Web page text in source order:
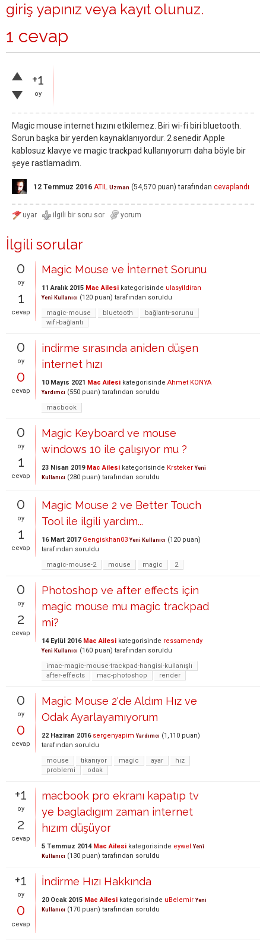
giriş yapınız veya kayıt olunuz.
1 cevap
+1
oy
Magic mouse internet hızını etkilemez. Biri wi-fi biri bluetooth.
Sorun başka bir yerden kaynaklanıyordur. 2 senedir Apple
kablosuz klavye ve magic trackpad kullanıyorum daha böyle bir
şeye rastlamadım.
12 Temmuz 2016 ATIL Uzman (54,570 puan) tarafından cevaplandı
İlgili sorular
0
oy
1
cevap
Magic Mouse ve İnternet Sorunu
11 Aralık 2015 Mac Ailesi kategorisinde ulasyildiran
Yeni Kullanıcı (120 puan) tarafından soruldu
magic-mouse
bluetooth
bağlantı-sorunu
wifi-bağlantı
0
oy
0
cevap
indirme sırasında aniden düşen
internet hızı
10 Mayıs 2021 Mac Ailesi kategorisinde Ahmet KONYA
Yardımcı (550 puan) tarafından soruldu
macbook
0
oy
1
cevap
Magic Keyboard ve mouse
windows 10 ile çalışıyor mu ?
23 Nisan 2019 Mac Ailesi kategorisinde Krsteker Yeni
Kullanıcı (280 puan) tarafından soruldu
0
oy
1
cevap
Magic Mouse 2 ve Better Touch
Tool ile ilgili yardım...
16 Mart 2017 Gengiskhan03 Yeni Kullanıcı (120 puan)
tarafından soruldu
magic-mouse-2
mouse magic 2
0
oy
2
cevap
Photoshop ve after effects için
magic mouse mu magic trackpad
mi?
14 Eylül 2016 Mac Ailesi kategorisinde ressamendy
Yeni Kullanıcı (160 puan) tarafından soruldu
imac-magic-mouse-trackpad-hangisi-kullanışlı
after-effects
mac-photoshop render
0
oy
0
cevap
Magic Mouse 2'de Aldım Hız ve
Odak Ayarlayamıyorum
22 Haziran 2016 sergenyapim Yardımcı (1,110 puan)
tarafından soruldu
mouse
tıkanıyor magic ayar
hız
problemi
odak
+1
oy
2
cevap
macbook pro ekranı kapatıp tv
ye bagladıgım zaman internet
hızım düşüyor
5 Temmuz 2014 Mac Ailesi kategorisinde eywel Yeni
Kullanıcı (130 puan) tarafından soruldu
+1
oy
0
cevap
İndirme Hızı Hakkında
20 Ocak 2015 Mac Ailesi kategorisinde uBelemir Yeni
Kullanıcı (170 puan) tarafından soruldu